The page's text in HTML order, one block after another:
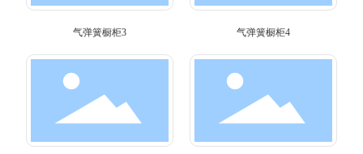
气弹簧橱柜3 气弹簧橱柜4